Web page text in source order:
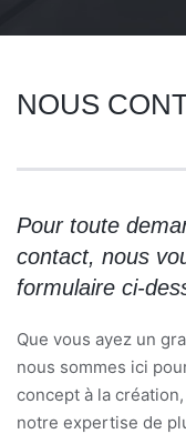
NOUS
Pour toute
contact, nous
formulaire ci-
Que vous ayez un
nous sommes ici
concept à la
notre expertise de